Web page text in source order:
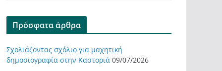
Πρόσφατα άρθρα
Σχολιάζοντας σχόλιο για μαχητική
δημοσιογραφία στην Καστοριά 09/07/2026